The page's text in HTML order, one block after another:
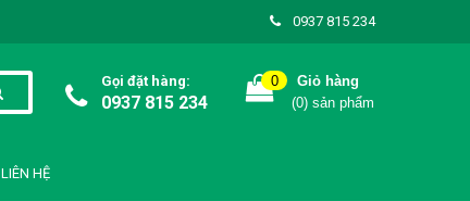
0937 815 234
Gọi đặt hàng:
0937 815 234
0
Giỏ hàng
(0) sản phẩm
LIÊN HỆ